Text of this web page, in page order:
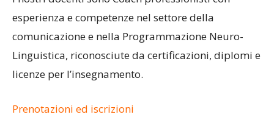
esperienza e competenze nel settore della
comunicazione e nella Programmazione Neuro-
Linguistica, riconosciute da certificazioni, diplomi e
licenze per l’insegnamento.
Prenotazioni ed iscrizioni